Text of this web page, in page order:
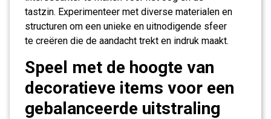
tastzin. Experimenteer met diverse materialen en
structuren om een unieke en uitnodigende sfeer
te creëren die de aandacht trekt en indruk maakt.
Speel met de hoogte van
decoratieve items voor een
gebalanceerde uitstraling